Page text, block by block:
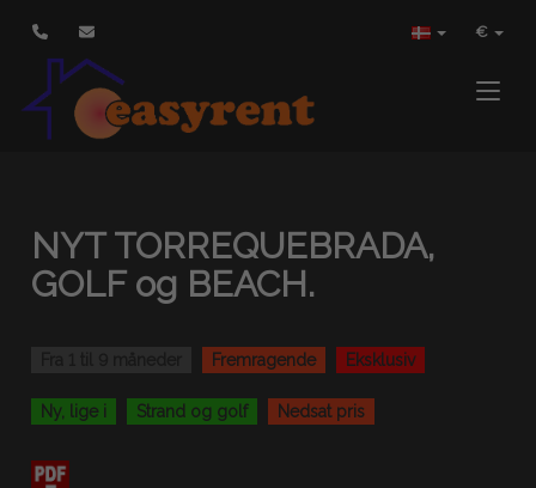
€
NYT TORREQUEBRADA,
GOLF og BEACH.
Fremragende Eksklusiv
Ny, lige i Strand og golf Nedsat pris